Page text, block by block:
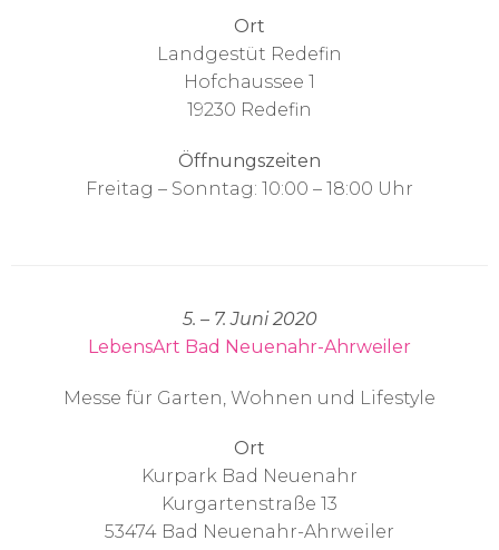
Ort
Landgestüt Redefin
Hofchaussee 1
19230 Redefin
Öffnungszeiten
Freitag – Sonntag: 10:00 – 18:00 Uhr
5. – 7. Juni 2020
LebensArt Bad Neuenahr-Ahrweiler
Messe für Garten, Wohnen und Lifestyle
Ort
Kurpark Bad Neuenahr
Kurgartenstraße 13
53474 Bad Neuenahr-Ahrweiler